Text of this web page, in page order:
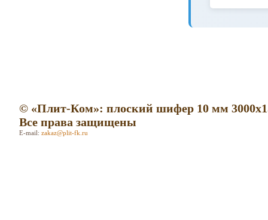
© «Плит-Ком»: плоский шифер 10 мм
Все права защищены
E-mail: zakaz@plit-fk.ru